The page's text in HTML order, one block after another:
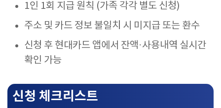
1인 1회 지급 원칙 (가족 각각 별도 신청)
주소 및 카드 정보 불일치 시 미지급 또는 환수
신청 후 현대카드 앱에서 잔액·사용내역 실시간
확인 가능
신청 체크리스트